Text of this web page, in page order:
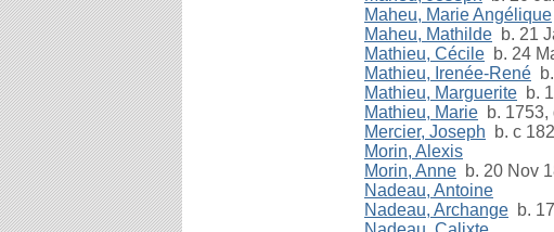
Maheu, Marie Angélique
Maheu, Mathilde b. 21
Mathieu, Cécile b. 24
Mathieu, Irenée-René
Mathieu, Marguerite b.
Mathieu, Marie b. 1753,
Mercier, Joseph b. c
Morin, Alexis
Morin, Anne b. 20 Nov
Nadeau, Antoine
Nadeau, Archange b.